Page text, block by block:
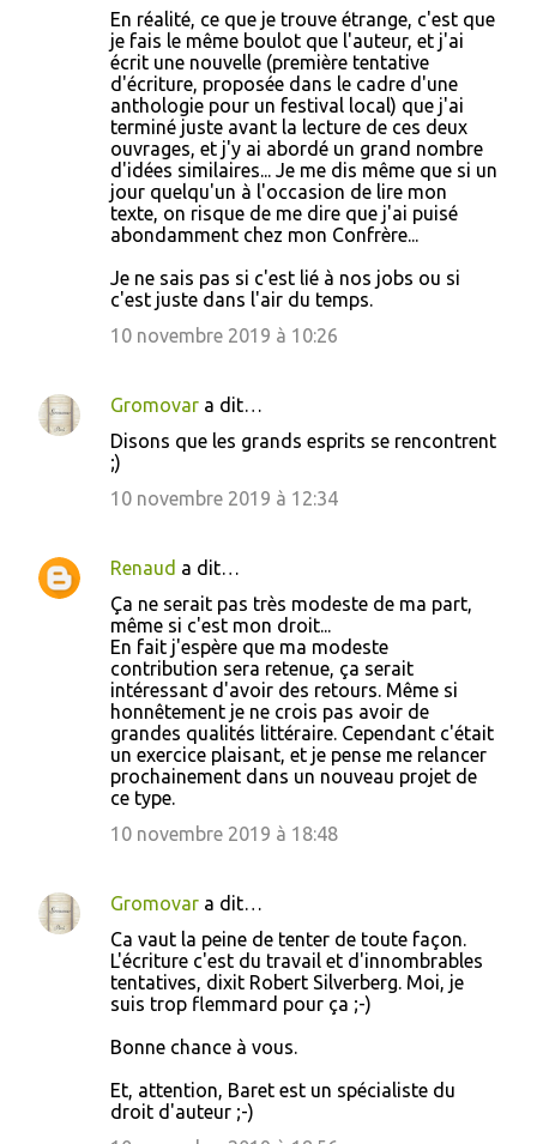
En réalité, ce que je trouve étrange, c'est que
je fais le même boulot que l'auteur, et j'ai
écrit une nouvelle (première tentative
d'écriture, proposée dans le cadre d'une
anthologie pour un festival local) que j'ai
terminé juste avant la lecture de ces deux
ouvrages, et j'y ai abordé un grand nombre
d'idées similaires... Je me dis même que si un
jour quelqu'un à l'occasion de lire mon
texte, on risque de me dire que j'ai puisé
abondamment chez mon Confrère...
Je ne sais pas si c'est lié à nos jobs ou si
c'est juste dans l'air du temps.
10 novembre 2019 à 10:26
Gromovar a dit…
Disons que les grands esprits se rencontrent
;)
10 novembre 2019 à 12:34
Renaud a dit…
Ça ne serait pas très modeste de ma part,
même si c'est mon droit...
En fait j'espère que ma modeste
contribution sera retenue, ça serait
intéressant d'avoir des retours. Même si
honnêtement je ne crois pas avoir de
grandes qualités littéraire. Cependant c'était
un exercice plaisant, et je pense me relancer
prochainement dans un nouveau projet de
ce type.
10 novembre 2019 à 18:48
Gromovar a dit…
Ca vaut la peine de tenter de toute façon.
L'écriture c'est du travail et d'innombrables
tentatives, dixit Robert Silverberg. Moi, je
suis trop flemmard pour ça ;-)
Bonne chance à vous.
Et, attention, Baret est un spécialiste du
droit d'auteur ;-)